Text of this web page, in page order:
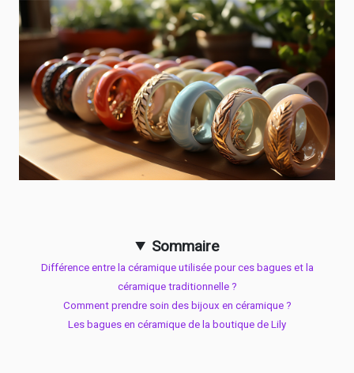
Sommaire
Différence entre la céramique utilisée pour ces bagues et la
céramique traditionnelle ?
Comment prendre soin des bijoux en céramique ?
Les bagues en céramique de la boutique de Lily